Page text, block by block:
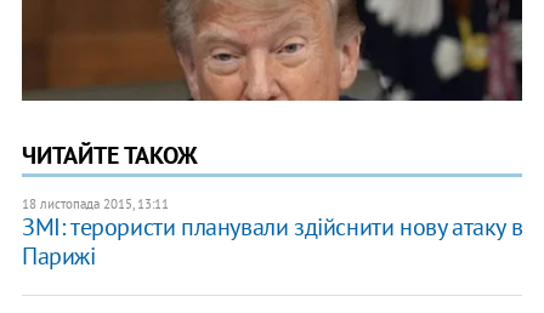
ЧИТАЙТЕ ТАКОЖ
18 листопада 2015, 13:11
ЗМІ: терористи планували здійснити нову атаку в
Парижі